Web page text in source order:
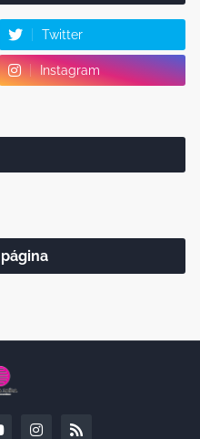
Twitter
Instagram